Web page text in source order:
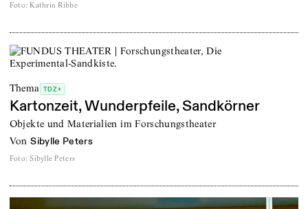
Foto: Kathrin Ribbe
Thema TDZ+
Kartonzeit, Wunderpfeile, Sandkörner
Objekte und Materialien im Forschungstheater
von Sibylle Peters
Foto: Sibylle Peters